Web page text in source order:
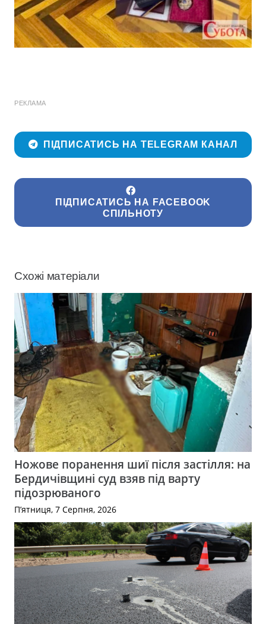
РЕКЛАМА
ПІДПИСАТИСЬ НА TELEGRAM КАНАЛ
ПІДПИСАТИСЬ НА FACEBOOK
СПІЛЬНОТУ
Схожі матеріали
Ножове поранення шиї після застілля: на
Бердичівщині суд взяв під варту
підозрюваного
П’ятниця, 7 Серпня, 2026